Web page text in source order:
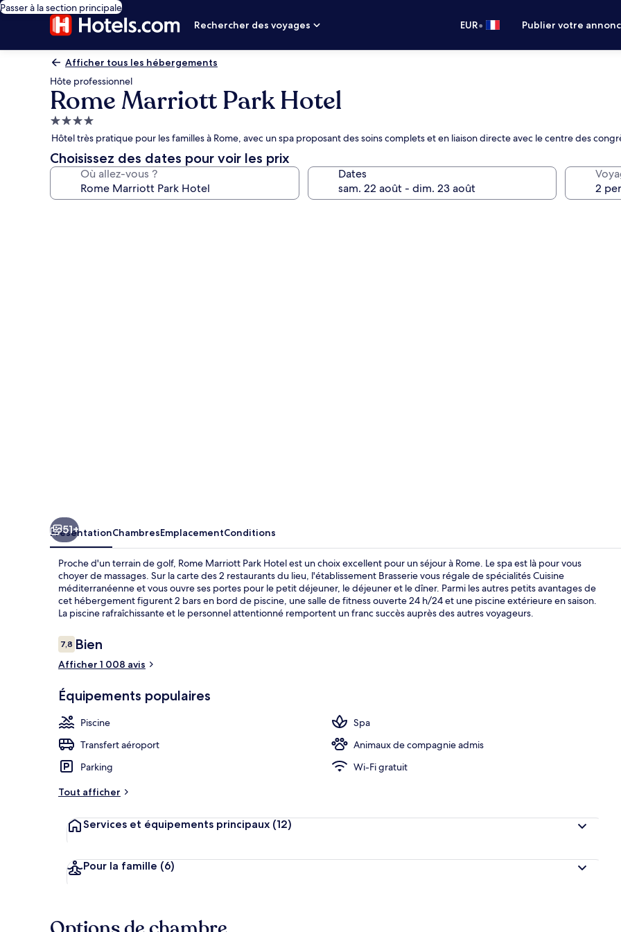
Passer à la section principale
Rechercher des voyages
EUR• Publier votre
Afficher tous les hébergements
Hôte professionnel
Rome Marriott Park Hotel
Hébergement
4.0 étoiles
Hôtel très pratique pour les familles à Rome, avec un spa proposant des soins complets et en liaison directe avec le centre des
Choisissez des dates pour voir les prix
Où allez-vous ? Dates
Intérieur
51+
PrésentationChambresEmplacementConditions
Proche d'un terrain de golf, Rome Marriott Park Hotel est un choix excellent pour un séjour à Rome. Le spa est là pour vous
choyer de massages. Sur la carte des 2 restaurants du lieu, l'établissement Brasserie vous régale de spécialités Cuisine
méditerranéenne et vous ouvre ses portes pour le petit déjeuner, le déjeuner et le dîner. Parmi les autres petits avantages de
cet hébergement figurent 2 bars en bord de piscine, une salle de fitness ouverte 24 h/24 et une piscine extérieure en saison.
La piscine rafraîchissante et le personnel attentionné remportent un franc succès auprès des autres voyageurs.
Avis
voyageurs
7,87,8 sur 10
Bien
Afficher 1 008 avis
Équipements populaires
Piscine
Spa
Transfert aéroport
Animaux de compagnie admis
Parking
Wi-Fi gratuit
Tout afficher
Services et équipements principaux (12)
Pour la famille (6)